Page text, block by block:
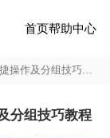
首页帮助中心
作及分组技巧教程
分组技巧教程